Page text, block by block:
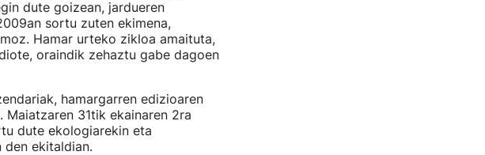
dute goizean, jardueren
sortu zuten ekimena,
Hamar urteko zikloa amaituta,
oraindik zehaztu gabe dagoen
hamargarren edizioaren
31tik ekainaren 2ra
dute ekologiarekin eta
den ekitaldian.